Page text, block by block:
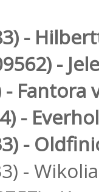
-
-
- Fantora
-
-
- Wikolia